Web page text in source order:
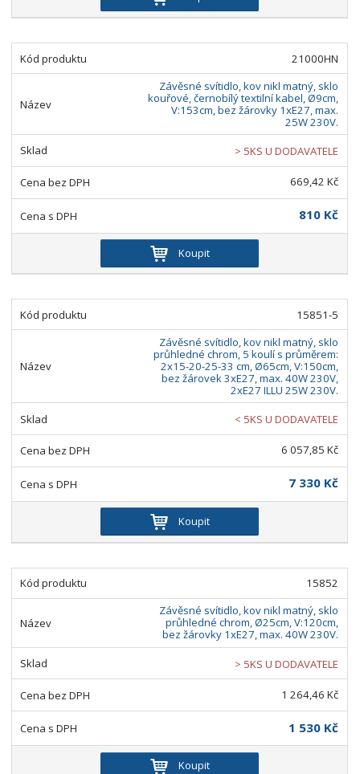
21000HN
Závěsné svítidlo, kov nikl matný, sklo
kouřové, černobílý textilní kabel, Ø9cm,
V:153cm, bez žárovky 1xE27, max.
25W 230V.
> 5KS U DODAVATELE
669,42 Kč
810 Kč
Koupit
15851-5
Závěsné svítidlo, kov nikl matný, sklo
průhledné chrom, 5 koulí s průměrem:
2x15-20-25-33 cm, Ø65cm, V:150cm,
bez žárovek 3xE27, max. 40W 230V,
2xE27 ILLU 25W 230V.
< 5KS U DODAVATELE
6 057,85 Kč
7 330 Kč
Koupit
15852
Závěsné svítidlo, kov nikl matný, sklo
průhledné chrom, Ø25cm, V:120cm,
bez žárovky 1xE27, max. 40W 230V.
> 5KS U DODAVATELE
1 264,46 Kč
1 530 Kč
Koupit